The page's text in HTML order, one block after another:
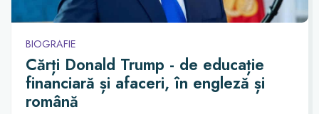
BIOGRAFIE
Cărți Donald Trump - de educație
financiară și afaceri, în engleză și
română